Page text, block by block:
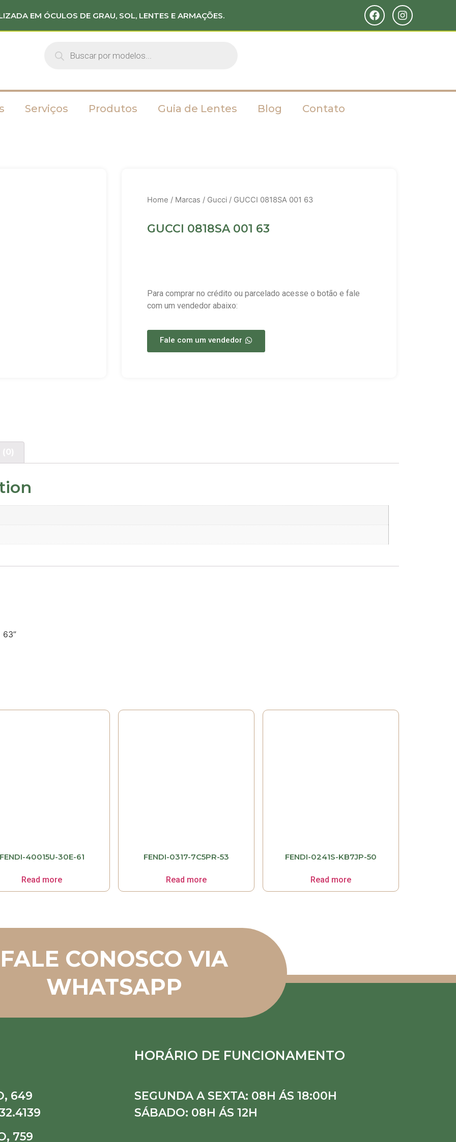
EM ÓCULOS DE GRAU, SOL, LENTES E ARMAÇÕES.
Serviços Produtos Guia de Lentes Blog Contato
Home / Marcas / Gucci / GUCCI 0818SA 001 63
GUCCI 0818SA 001 63
Para comprar no crédito ou parcelado acesse o botão e fale
com um vendedor abaixo:
Fale com um vendedor
63”
FENDI-40015U-30E-61
Read more
FENDI-0317-7C5PR-53
Read more
FENDI-0241S-KB7JP-50
Read more
FALE CONOSCO VIA
WHATSAPP
649
759
HORÁRIO DE FUNCIONAMENTO
SEGUNDA A SEXTA: 08H ÁS 18:00H
SÁBADO: 08H ÁS 12H